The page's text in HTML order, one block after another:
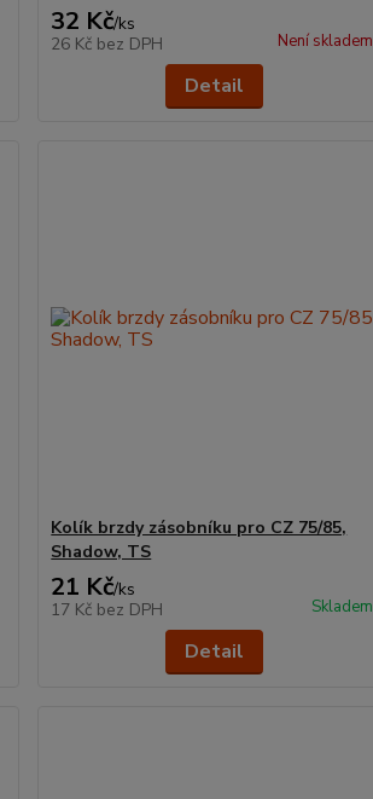
32 Kč/ks
26 Kč bez DPH Není skladem
Detail
Kolík brzdy zásobníku pro CZ 75/85,
Shadow, TS
21 Kč/ks
17 Kč bez DPH Skladem
Detail